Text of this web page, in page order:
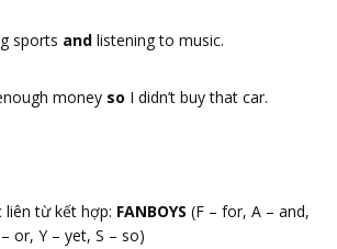
sports and listening to music.
money so I didn’t buy that car.
từ kết hợp: FANBOYS (F – for, A – and,
or, Y – yet, S – so)